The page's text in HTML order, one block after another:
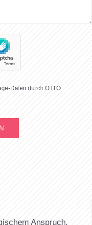
Daten durch OTTO
Anspruch.